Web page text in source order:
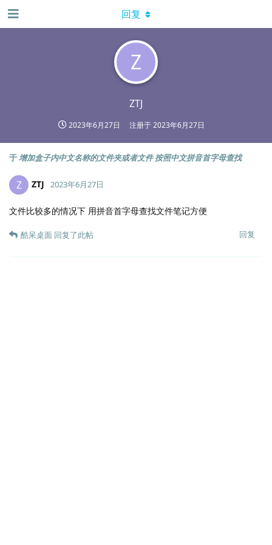
Z
ZTJ
2023年6月27日 注册于2023年6月27日
回复
于增加盒子内中文名称的文件夹或者文件 按照中文拼音首字母查找
Z ZTJ 2023年6月27日
文件比较多的情况下 用拼音首字母查找文件笔记方便
回复
酷呆桌面 回复了此帖